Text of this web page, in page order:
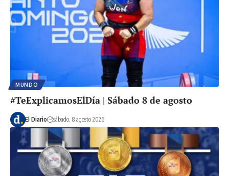
MUNDO
#TeExplicamosElDía | Sábado 8 de agosto
El Diario sábado, 8 agosto 2026